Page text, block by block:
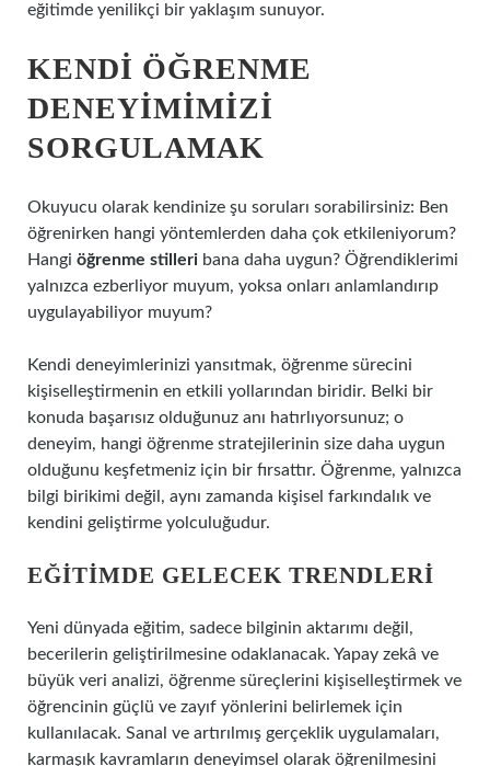
eğitimde yenilikçi bir yaklaşım sunuyor.
KENDI ÖĞRENME
DENEYIMIMIZI
SORGULAMAK
Okuyucu olarak kendinize şu soruları sorabilirsiniz: Ben
öğrenirken hangi yöntemlerden daha çok etkileniyorum?
Hangi öğrenme stilleri bana daha uygun? Öğrendiklerimi
yalnızca ezberliyor muyum, yoksa onları anlamlandırıp
uygulayabiliyor muyum?
Kendi deneyimlerinizi yansıtmak, öğrenme sürecini
kişiselleştirmenin en etkili yollarından biridir. Belki bir
konuda başarısız olduğunuz anı hatırlıyorsunuz; o
deneyim, hangi öğrenme stratejilerinin size daha uygun
olduğunu keşfetmeniz için bir fırsattır. Öğrenme, yalnızca
bilgi birikimi değil, aynı zamanda kişisel farkındalık ve
kendini geliştirme yolculuğudur.
EĞITIMDE GELECEK TRENDLERI
Yeni dünyada eğitim, sadece bilginin aktarımı değil,
becerilerin geliştirilmesine odaklanacak. Yapay zekâ ve
büyük veri analizi, öğrenme süreçlerini kişiselleştirmek ve
öğrencinin güçlü ve zayıf yönlerini belirlemek için
kullanılacak. Sanal ve artırılmış gerçeklik uygulamaları,
karmaşık kavramların deneyimsel olarak öğrenilmesini